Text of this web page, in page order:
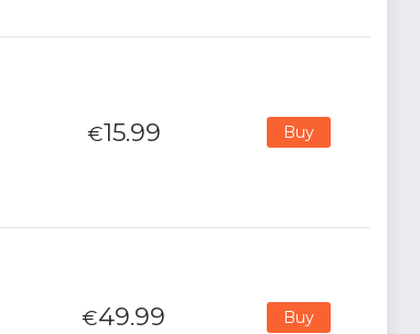
€15.99 Buy
€49.99 Buy